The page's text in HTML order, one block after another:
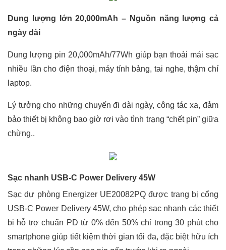
Dung lượng lớn 20,000mAh – Nguồn năng lượng cả
ngày dài
Dung lượng pin 20,000mAh/77Wh giúp bạn thoải mái sạc
nhiều lần cho điện thoại, máy tính bảng, tai nghe, thậm chí
laptop.
Lý tưởng cho những chuyến đi dài ngày, công tác xa, đảm
bảo thiết bị không bao giờ rơi vào tình trạng “chết pin” giữa
chừng..
Sạc nhanh USB-C Power Delivery 45W
Sạc dự phòng Energizer UE20082PQ được trang bị cổng
USB-C Power Delivery 45W, cho phép sạc nhanh các thiết
bị hỗ trợ chuẩn PD từ 0% đến 50% chỉ trong 30 phút cho
smartphone giúp tiết kiệm thời gian tối đa, đặc biệt hữu ích